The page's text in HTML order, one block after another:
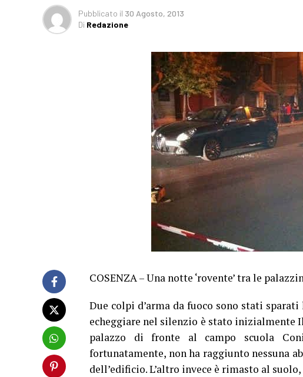
Pubblicato il 30 Agosto, 2013
Di Redazione
COSENZA – Una notte ‘rovente’ tra le
Due colpi d’arma da fuoco sono stati
echeggiare nel silenzio è stato
palazzo di fronte al campo scuola
fortunatamente, non ha raggiunto nessuna
dell’edificio. L’altro invece è rimasto al